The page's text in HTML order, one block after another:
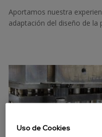
Aportamos nuestra
adaptación del diseño de la
Uso de Cookies